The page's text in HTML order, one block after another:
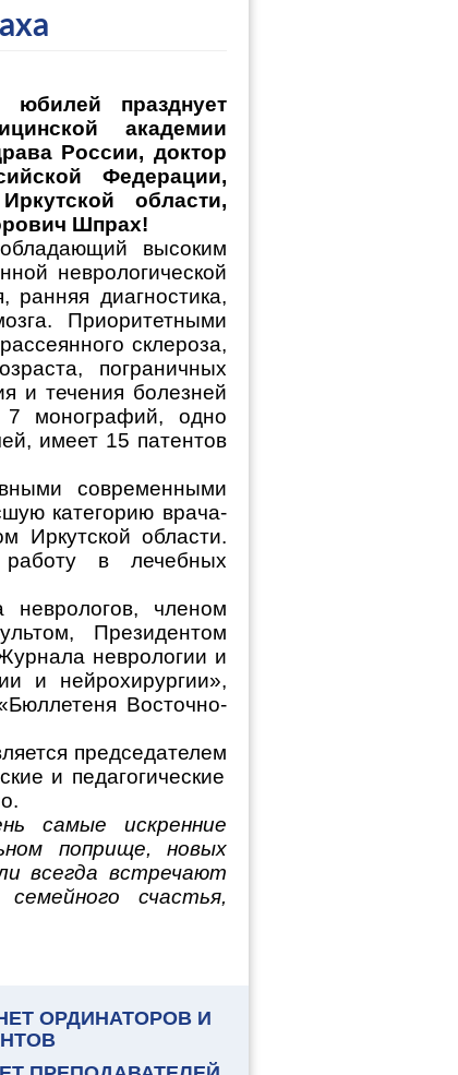
празднует
академии
России, доктор
Федерации,
области,
Шпрах!
высоким
неврологической
диагностика,
Приоритетными
склероза,
пограничных
и течения болезней
монографий, одно
имеет 15 патентов
современными
категорию врача-
Иркутской области.
работу в лечебных
неврологов, членом
Президентом
неврологии и
и нейрохирургии»,
Восточно-
председателем
и педагогические
самые искренние
поприще, новых
всегда встречают
семейного счастья,
ОРДИНАТОРОВ И